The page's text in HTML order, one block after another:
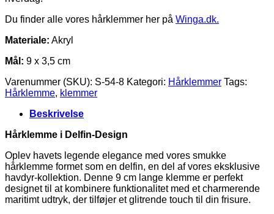
Du finder alle vores hårklemmer her på Winga.dk.
Materiale: Akryl
Mål: 9 x 3,5 cm
Varenummer (SKU): S-54-8 Kategori: Hårklemmer Tags:
Hårklemme, klemmer
Beskrivelse
Hårklemme i Delfin-Design
Oplev havets legende elegance med vores smukke
hårklemme formet som en delfin, en del af vores eksklusive
havdyr-kollektion. Denne 9 cm lange klemme er perfekt
designet til at kombinere funktionalitet med et charmerende
maritimt udtryk, der tilføjer et glitrende touch til din frisure.